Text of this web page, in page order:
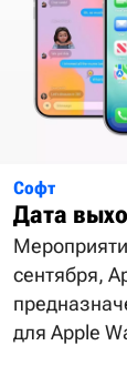
Софт
Дата
сентября,
для Apple